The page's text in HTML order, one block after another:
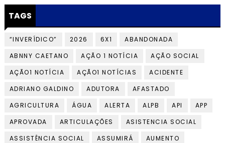
TAGS
“INVERÍDICO” 2026 6X1
ABANDONADA
ABNNY CAETANO
AÇÃO 1 NOTÍCIA
AÇÃO SOCIAL
AÇÃO1 NOTÍCIA
AÇÃO1 NOTÍCIAS
ACIDENTE
ADRIANO GALDINO
ADUTORA
AFASTADO
AGRICULTURA
ÁGUA ALERTA ALPB API
APP
APROVADA
ARTICULAÇÕES
ASISTENCIA SOCIAL
ASSISTÊNCIA SOCIAL
ASSUMIRÁ
AUMENTO